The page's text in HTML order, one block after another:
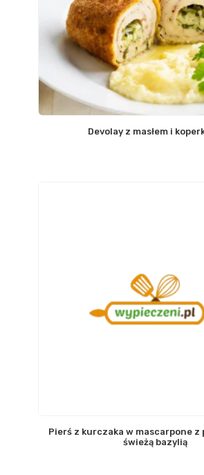
Devolay z masłem i
Pierś z kurczaka w mascarpone z
świeżą bazylią